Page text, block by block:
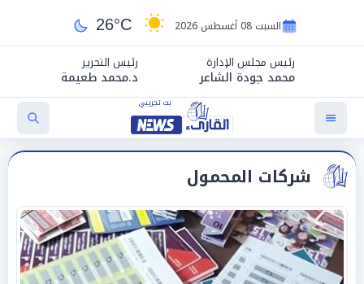
السبت 08 أغسطس 2026 26°C
رئيس مجلس الإدارة
محمد جودة الشاعر
رئيس التحرير
د.محمد طعيمة
شركات المحمول